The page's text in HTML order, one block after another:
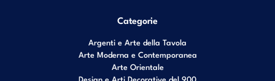
Categorie
Argenti e Arte della Tavola
Arte Moderna e Contemporanea
Arte Orientale